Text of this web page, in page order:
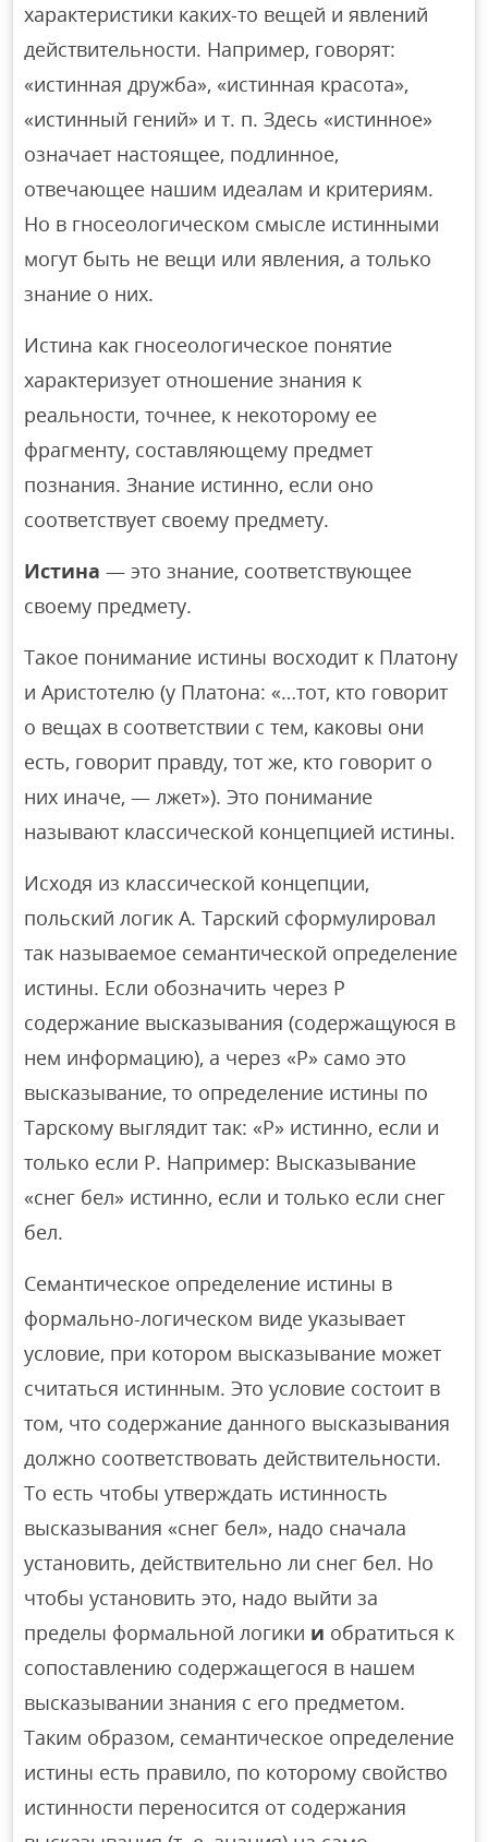
характеристики каких-то вещей и явлений
действительности. Например, говорят:
«истинная дружба», «истинная красота»,
«истинный гений» и т. п. Здесь «истинное»
означает настоящее, подлинное,
отвечающее нашим идеалам и критериям.
Но в гносеологическом смысле истинными
могут быть не вещи или явления, а только
знание о них.
Истина как гносеологическое понятие
характеризует отношение знания к
реальности, точнее, к некоторому ее
фрагменту, составляющему предмет
познания. Знание истинно, если оно
соответствует своему предмету.
Истина— это знание, соответствующее
своему предмету.
Такое понимание истины восходит к Платону
и Аристотелю (у Платона: «…тот, кто говорит
о вещах в соответствии с тем, каковы они
есть, говорит правду, тот же, кто говорит о
них иначе, — лжет»). Это понимание
называют классической концепцией истины.
Исходя из классической концепции,
польский логик А. Тарский сформулировал
так называемое семантической определение
истины. Если обозначить через Р
содержание высказывания (содержащуюся в
нем информацию), а через «Р» само это
высказывание, то определение истины по
Тарскому выглядит так: «Р» истинно, если и
только если Р. Например: Высказывание
«снег бел» истинно, если и только если снег
бел.
Семантическое определение истины в
формально-логическом виде указывает
условие, при котором высказывание может
считаться истинным. Это условие состоит в
том, что содержание данного высказывания
должно соответствовать действительности.
То есть чтобы утверждать истинность
высказывания «снег бел», надо сначала
установить, действительно ли снег бел. Но
чтобы установить это, надо выйти за
пределы формальной логики и обратиться к
сопоставлению содержащегося в нашем
высказывании знания с его предметом.
Таким образом, семантическое определение
истины есть правило, по которому свойство
истинности переносится от содержания